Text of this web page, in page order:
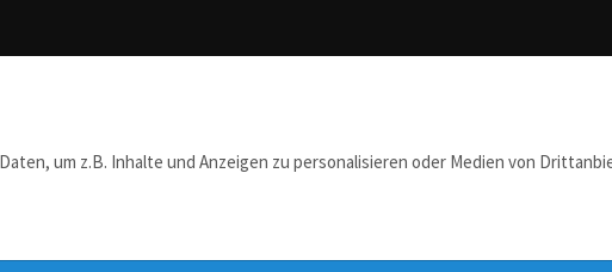
um z.B. Inhalte und Anzeigen zu personalisieren oder Medien von